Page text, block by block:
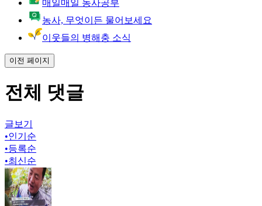
매일매일 농사공부
농사, 무엇이든 물어보세요
이웃들의 병해충 소식
이전 페이지
전체 댓글
글보기
•인기순
•등록순
•최신순